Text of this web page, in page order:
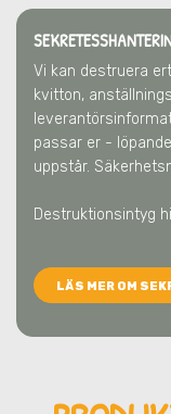
Vi kan destruera
kvitton,
passar er -
uppstår.
Destruktionsintyg
LÄS MER OM